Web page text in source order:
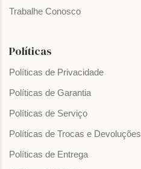
Trabalhe Conosco
Políticas
Políticas de Privacidade
Políticas de Garantia
Políticas de Serviço
Políticas de Trocas e Devoluções
Políticas de Entrega